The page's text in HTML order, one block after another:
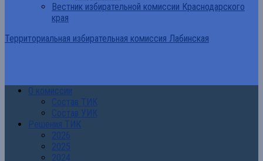
Вестник избирательной комиссии Краснодарского
края
Территориальная избирательная комиссия Лабинская
О комиссии
Состав ТИК
Состав УИК
Решения ТИК
2026
2025
2024